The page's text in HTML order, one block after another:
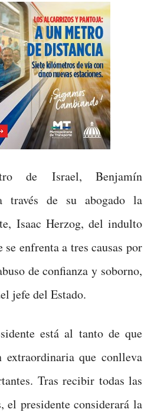
de Israel, Benjamín
través de su abogado la
Isaac Herzog, del indulto
enfrenta a tres causas por
de confianza y soborno,
jefe del Estado.
está al tanto de que
extraordinaria que conlleva
Tras recibir todas las
el presidente considerará la